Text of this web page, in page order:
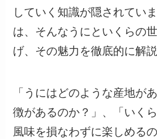
していく知識が隠されてい
は、そんなうにといくらの
げ、その魅力を徹底的に解
「うにはどのような産地が
徴があるのか？」、「いく
風味を損なわずに楽しめる